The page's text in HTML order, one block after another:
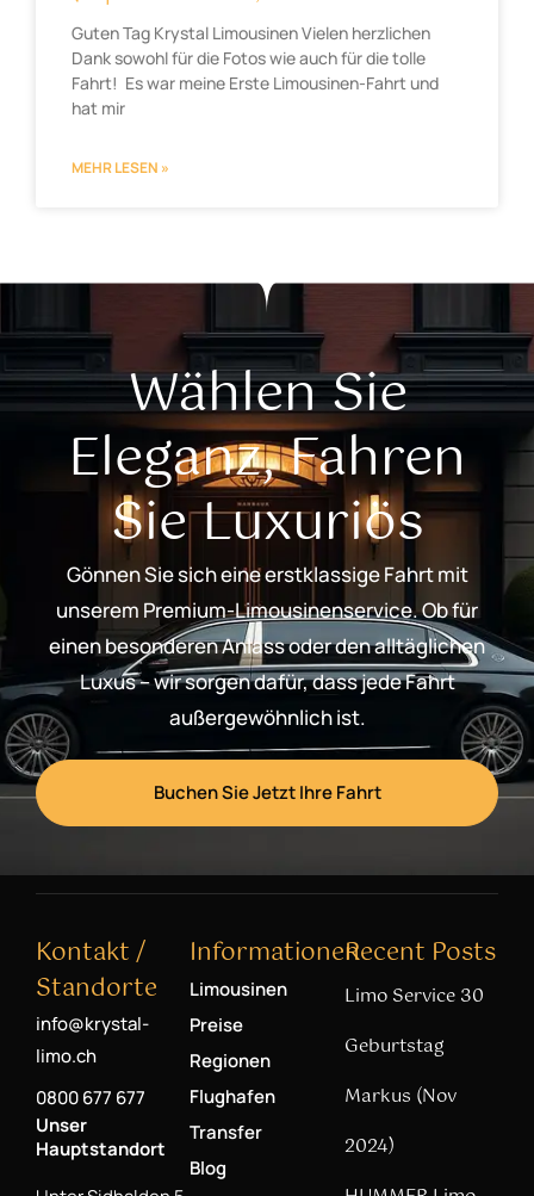
Guten Tag Krystal Limousinen Vielen herzlichen
Dank sowohl für die Fotos wie auch für die tolle
Fahrt! Es war meine Erste Limousinen-Fahrt und
hat mir
MEHR LESEN »
Wählen Sie
Eleganz, Fahren
Sie Luxuriös
Gönnen Sie sich eine erstklassige Fahrt mit
unserem Premium-Limousinenservice. Ob für
einen besonderen Anlass oder den alltäglichen
Luxus – wir sorgen dafür, dass jede Fahrt
außergewöhnlich ist.
Buchen Sie Jetzt Ihre Fahrt
Kontakt /
Standorte
info@krystal-
limo.ch
0800 677 677
Unser
Hauptstandort
Informationen
Limousinen
Preise
Regionen
Flughafen
Transfer
Blog
Recent Posts
Limo Service 30
Geburtstag
Markus (Nov
2024)